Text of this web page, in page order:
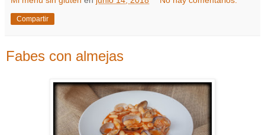
Compartir
Fabes con almejas